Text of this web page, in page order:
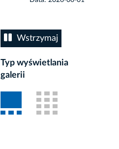
Wstrzymaj
Typ wyświetlania
galerii